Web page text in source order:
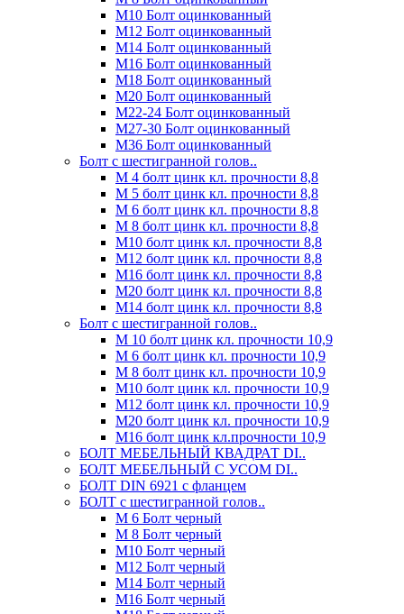
М10 Болт оцинкованный
М12 Болт оцинкованный
М14 Болт оцинкованный
М16 Болт оцинкованный
М18 Болт оцинкованный
М20 Болт оцинкованный
М22-24 Болт оцинкованный
М27-30 Болт оцинкованный
М36 Болт оцинкованный
Болт с шестигранной голов..
М 4 болт цинк кл. прочности 8,8
М 5 болт цинк кл. прочности 8,8
М 6 болт цинк кл. прочности 8,8
М 8 болт цинк кл. прочности 8,8
М10 болт цинк кл. прочности 8,8
М12 болт цинк кл. прочности 8,8
М16 болт цинк кл. прочности 8,8
М20 болт цинк кл. прочности 8,8
М14 болт цинк кл. прочности 8,8
Болт с шестигранной голов..
М 10 болт цинк кл. прочности 10,9
М 6 болт цинк кл. прочности 10,9
М 8 болт цинк кл. прочности 10,9
М10 болт цинк кл. прочности 10,9
М12 болт цинк кл. прочности 10,9
М20 болт цинк кл. прочности 10,9
М16 болт цинк кл.прочности 10,9
БОЛТ МЕБЕЛЬНЫЙ КВАДРАТ DI..
БОЛТ МЕБЕЛЬНЫЙ С УСОМ DI..
БОЛТ DIN 6921 c фланцем
БОЛТ с шестигранной голов..
М 6 Болт черный
М 8 Болт черный
М10 Болт черный
М12 Болт черный
М14 Болт черный
М16 Болт черный